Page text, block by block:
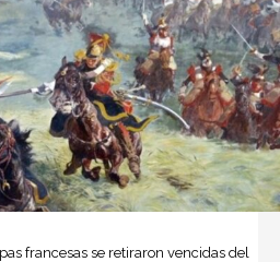
francesas se retiraron vencidas del